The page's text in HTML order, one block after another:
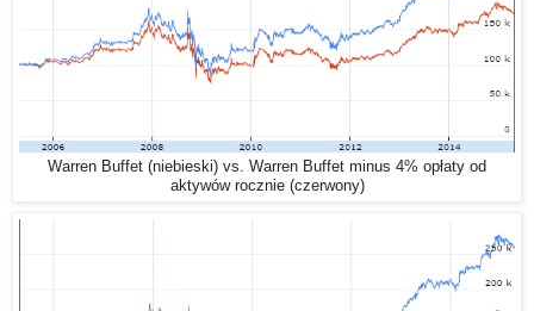
Warren Buffet (niebieski) vs. Warren Buffet minus 4% opłaty od
aktywów rocznie (czerwony)